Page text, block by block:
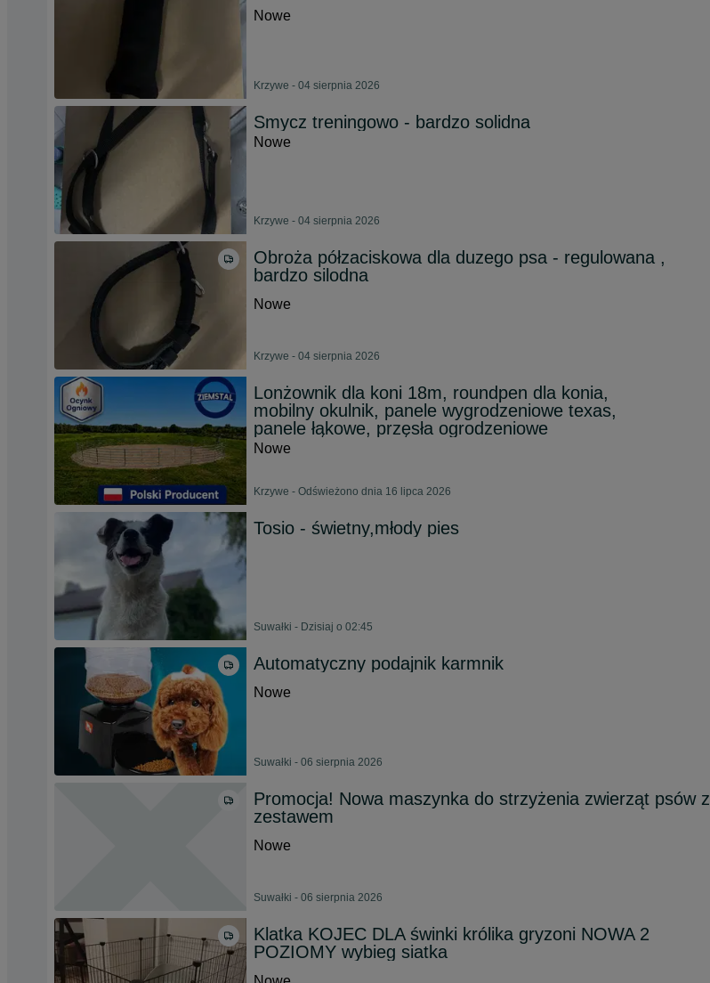
Nowe
Krzywe - 04 sierpnia 2026
Smycz treningowo - bardzo solidna
Nowe
Krzywe - 04 sierpnia 2026
Obroża półzaciskowa dla duzego psa - regulowana ,
bardzo silodna
Nowe
Krzywe - 04 sierpnia 2026
Lonżownik dla koni 18m, roundpen dla konia,
mobilny okulnik, panele wygrodzeniowe texas,
panele łąkowe, przęsła ogrodzeniowe
Nowe
Krzywe - Odświeżono dnia 16 lipca 2026
Tosio - świetny,młody pies
Suwałki - Dzisiaj o 02:45
Automatyczny podajnik karmnik
Nowe
Suwałki - 06 sierpnia 2026
Promocja! Nowa maszynka do strzyżenia zwierząt psów z
zestawem
Nowe
Suwałki - 06 sierpnia 2026
Klatka KOJEC DLA świnki królika gryzoni NOWA 2
POZIOMY wybieg siatka